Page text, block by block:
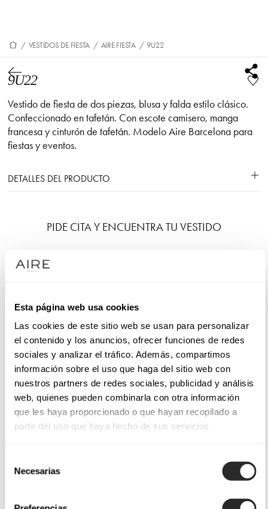
Esta página web usa cookies
Las cookies de este sitio web se usan para personalizar
el contenido y los anuncios, ofrecer funciones de redes
sociales y analizar el tráfico. Además, compartimos
información sobre el uso que haga del sitio web con
nuestros partners de redes sociales, publicidad y análisis
web, quienes pueden combinarla con otra información
que les haya proporcionado o que hayan recopilado a
partir del uso que haya hecho de sus servicios.
Necesarias
/ VESTIDOS DE FIESTA / AIRE FIESTA / 9U22
9U22
Vestido de fiesta de dos piezas, blusa y falda estilo clásico.
Confeccionado en tafetán. Con escote camisero, manga
francesa y cinturón de tafetán. Modelo Aire Barcelona para
fiestas y eventos.
DETALLES DEL PRODUCTO
PIDE CITA Y ENCUENTRA TU VESTIDO